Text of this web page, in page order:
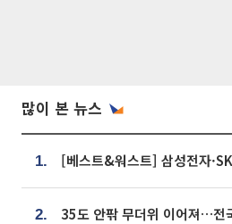
많이 본 뉴스
1.
2.